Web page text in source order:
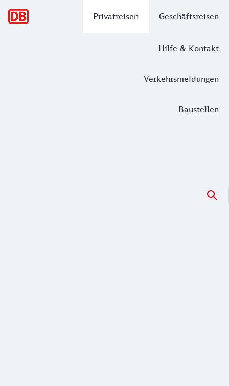
Privatreisen Geschäftsreisen
Hilfe & Kontakt
Verkehrsmeldungen
Baustellen